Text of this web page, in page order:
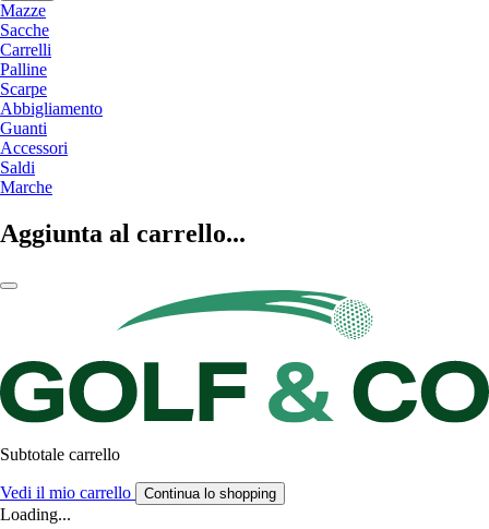
Mazze
Sacche
Carrelli
Palline
Scarpe
Abbigliamento
Guanti
Accessori
Saldi
Marche
Aggiunta al carrello...
Subtotale carrello
Vedi il mio carrello Continua lo shopping
Loading...